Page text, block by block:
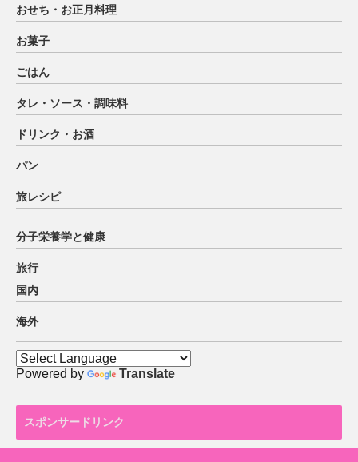
おせち・お正月料理
お菓子
ごはん
タレ・ソース・調味料
ドリンク・お酒
パン
旅レシピ
分子栄養学と健康
旅行
国内
海外
Powered by Translate
スポンサードリンク